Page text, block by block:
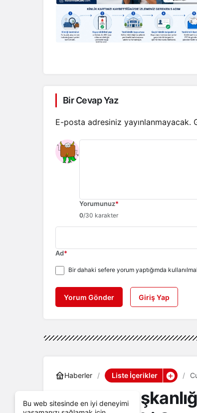
Bir Cevap Yaz
E-posta adresiniz yayınlanmayacak.
Yorumunuz*
0/30 karakter
Ad*
Bir dahaki sefere yorum yaptığımda
Yorum Gönder Giriş Yap
Haberler Liste İçerikler
Bu web sitesinde en iyi deneyimi